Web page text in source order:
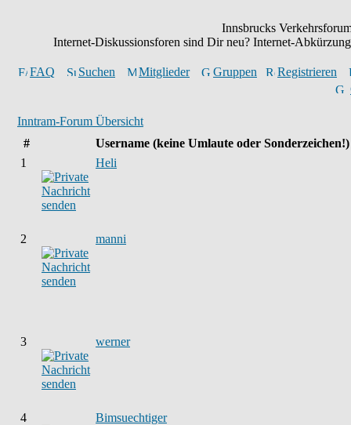
Innsbrucks
Internet-Diskussionsforen sind Dir neu? Internet-
FAQ Suchen Mitglieder Gruppen
Registrieren
Inntram-Forum Übersicht
#
Username (keine Umlaute oder Sonderzeichen!)
1
Heli
2 manni
3 werner
4 Bimsuechtiger